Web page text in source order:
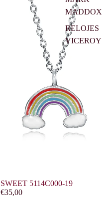
MADDOX
RELOJES
VICEROY
SWEET 5114C000-19
€35,00